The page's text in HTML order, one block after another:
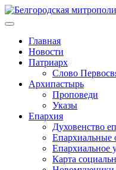
Главная
Новости
Патриарх
Слово
Архипастырь
Проповеди
Указы
Епархия
Духовенство
Епархиальные
Епархиальное
Карта